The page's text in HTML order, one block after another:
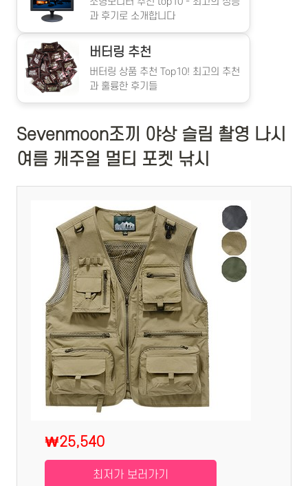
과 후기로 소개합니다
버터링 추천
버터링 상품 추천 Top10! 최고의 추천
과 훌륭한 후기들
Sevenmoon조끼 야상 슬림 촬영 나시
여름 캐주얼 멀티 포켓 낚시
₩25,540
최저가 보러가기